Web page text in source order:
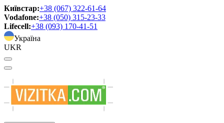
Київстар:+38 (067) 322-61-64
Vodafone:+38 (050) 315-23-33
Lifecell:+38 (093) 170-41-51
Україна
UKR